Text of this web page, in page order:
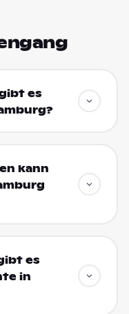
es
kann
es
in